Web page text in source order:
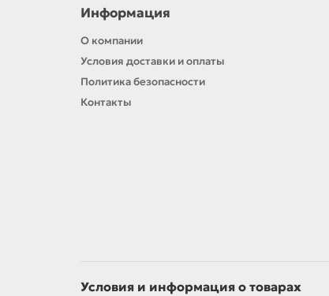
Информация
О компании
Условия доставки и оплаты
Политика безопасности
Контакты
Условия и информация о товарах